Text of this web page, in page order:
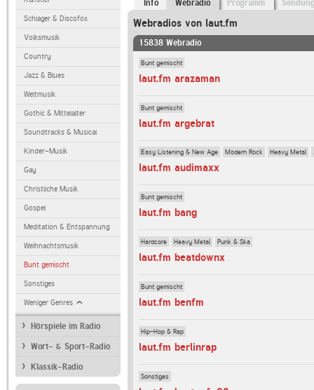
Schlager & Discofox
Volksmusik
Country
Jazz & Blues
Weltmusik
Gothic & Mittelalter
Soundtracks & Musical
Kinder-Musik
Gay
Christliche Musik
Gospel
Meditation & Entspannung
Weihnachtsmusik
Bunt gemischt
Sonstiges
Weniger Genres
Hörspiele im Radio
Wort- & Sport-Radio
Klassik-Radio
Info Webradio Programm
Webradios von laut.fm
15838 Webradio
Bunt gemischt
laut.fm arazaman
Bunt gemischt
laut.fm argebrat
Easy Listening & New Age Modern Rock Heavy Metal
laut.fm audimaxx
Bunt gemischt
laut.fm bang
Hardcore Heavy Metal Punk & Ska
laut.fm beatdownx
Bunt gemischt
laut.fm benfm
Hip-Hop & Rap
laut.fm berlinrap
Sonstiges